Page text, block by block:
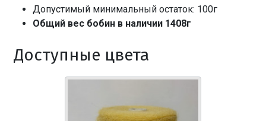
Допустимый минимальный остаток: 100г
Общий вес бобин в наличии 1408г
Доступные цвета